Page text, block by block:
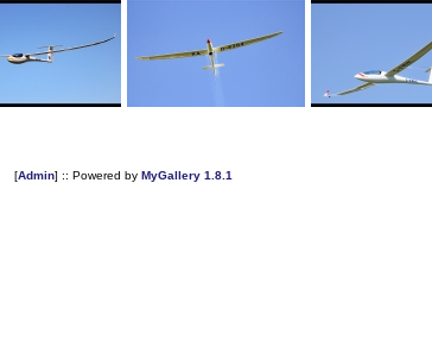
[Admin] :: Powered by MyGallery 1.8.1